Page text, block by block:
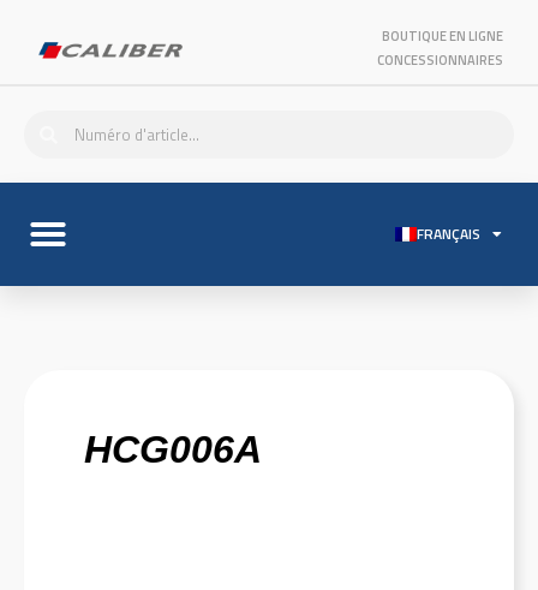
BOUTIQUE EN LIGNE
CONCESSIONNAIRES
FRANÇAIS
HCG006A